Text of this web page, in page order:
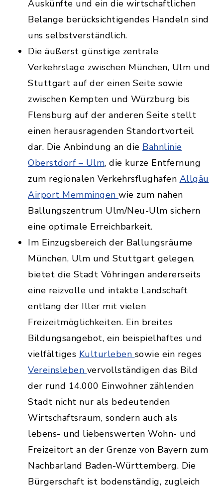
Auskünfte und ein die wirtschaftlichen
Belange berücksichtigendes Handeln sind
uns selbstverständlich.
Die äußerst günstige zentrale
Verkehrslage zwischen München, Ulm und
Stuttgart auf der einen Seite sowie
zwischen Kempten und Würzburg bis
Flensburg auf der anderen Seite stellt
einen herausragenden Standortvorteil
dar. Die Anbindung an die Bahnlinie
Oberstdorf – Ulm, die kurze Entfernung
zum regionalen Verkehrsflughafen Allgäu
Airport Memmingen wie zum nahen
Ballungszentrum Ulm/Neu-Ulm sichern
eine optimale Erreichbarkeit.
Im Einzugsbereich der Ballungsräume
München, Ulm und Stuttgart gelegen,
bietet die Stadt Vöhringen andererseits
eine reizvolle und intakte Landschaft
entlang der Iller mit vielen
Freizeitmöglichkeiten. Ein breites
Bildungsangebot, ein beispielhaftes und
vielfältiges Kulturleben sowie ein reges
Vereinsleben vervollständigen das Bild
der rund 14.000 Einwohner zählenden
Stadt nicht nur als bedeutenden
Wirtschaftsraum, sondern auch als
lebens- und liebenswerten Wohn- und
Freizeitort an der Grenze von Bayern zum
Nachbarland Baden-Württemberg. Die
Bürgerschaft ist bodenständig, zugleich